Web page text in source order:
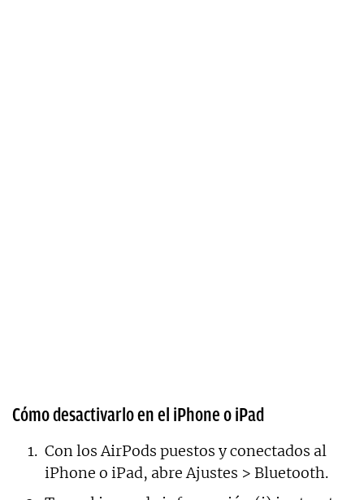
Cómo desactivarlo en el iPhone o iPad
Con los AirPods puestos y conectados al
iPhone o iPad, abre Ajustes > Bluetooth.